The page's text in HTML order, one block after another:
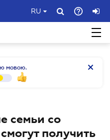
RU
мовою.
семьи со
получить